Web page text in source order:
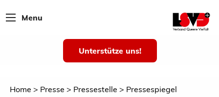
Menu
Unterstütze uns!
Home Presse Pressestelle Pressespiegel